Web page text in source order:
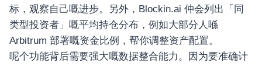
标，观察自己嘅进步。另外，Blockin.ai 仲会列出「同
类型投资者」嘅平均持仓分布，例如大部分人喺
Arbitrum 部署嘅资金比例，帮你调整资产配置。
呢个功能背后需要强大嘅数据整合能力。因为要准确计